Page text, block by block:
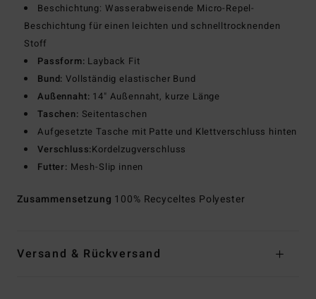
Beschichtung: Wasserabweisende Micro-Repel-
Beschichtung für einen leichten und schnelltrocknenden
Stoff
Passform: Layback Fit
Bund: Vollständig elastischer Bund
Außennaht: 14" Außennaht, kurze Länge
Taschen: Seitentaschen
Aufgesetzte Tasche mit Patte und Klettverschluss hinten
Verschluss:Kordelzugverschluss
Futter: Mesh-Slip innen
Zusammensetzung 100% Recyceltes Polyester
Versand & Rückversand